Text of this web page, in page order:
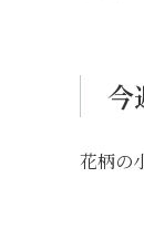
今
花柄の